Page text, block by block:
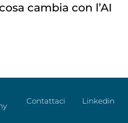
cambia con l’AI
Contattaci Linkedin